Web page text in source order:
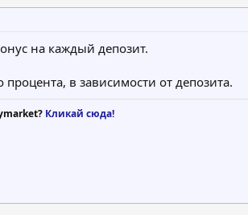
на каждый депозит.
в зависимости от депозита.
Кликай сюда!